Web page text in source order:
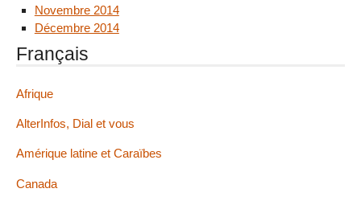
Novembre 2014
Décembre 2014
Français
Afrique
AlterInfos, Dial et vous
Amérique latine et Caraïbes
Canada